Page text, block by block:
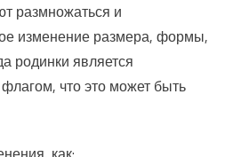
размножаться и
изменение размера, формы,
родинки является
что это может быть